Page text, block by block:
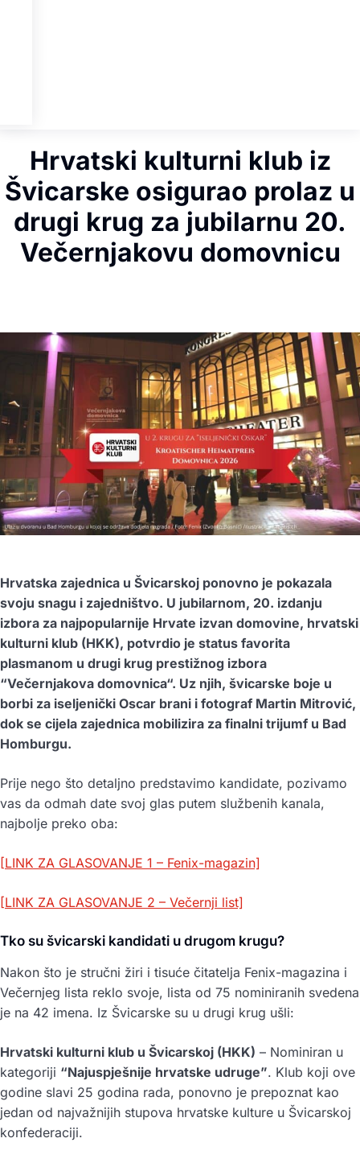
Hrvatski kulturni klub iz
Švicarske osigurao prolaz u
drugi krug za jubilarnu 20.
Večernjakovu domovnicu
Hrvatska zajednica u Švicarskoj ponovno je pokazala
svoju snagu i zajedništvo. U jubilarnom, 20. izdanju
izbora za najpopularnije Hrvate izvan domovine, hrvatski
kulturni klub (HKK), potvrdio je status favorita
plasmanom u drugi krug prestižnog izbora
“Večernjakova domovnica“. Uz njih, švicarske boje u
borbi za iseljenički Oscar brani i fotograf Martin Mitrović,
dok se cijela zajednica mobilizira za finalni trijumf u Bad
Homburgu.
Prije nego što detaljno predstavimo kandidate, pozivamo
vas da odmah date svoj glas putem službenih kanala,
najbolje preko oba:
[LINK ZA GLASOVANJE 1 – Fenix-magazin]
[LINK ZA GLASOVANJE 2 – Večernji list]
Tko su švicarski kandidati u drugom krugu?
Nakon što je stručni žiri i tisuće čitatelja Fenix-magazina i
Večernjeg lista reklo svoje, lista od 75 nominiranih svedena
je na 42 imena. Iz Švicarske su u drugi krug ušli:
Hrvatski kulturni klub u Švicarskoj (HKK) – Nominiran u
kategoriji “Najuspješnije hrvatske udruge”. Klub koji ove
godine slavi 25 godina rada, ponovno je prepoznat kao
jedan od najvažnijih stupova hrvatske kulture u Švicarskoj
konfederaciji.